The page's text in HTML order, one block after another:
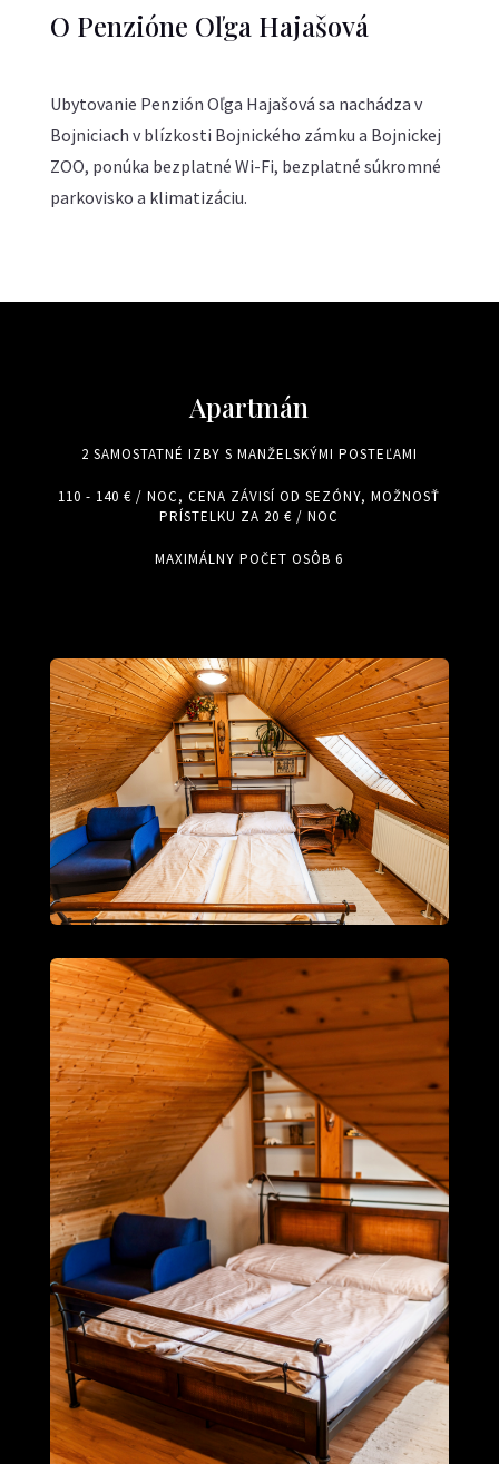
O Penzióne Oľga Hajašová
Ubytovanie Penzión Oľga Hajašová sa nachádza v
Bojniciach v blízkosti Bojnického zámku a Bojnickej
ZOO, ponúka bezplatné Wi-Fi, bezplatné súkromné
parkovisko a klimatizáciu.
Apartmán
2 SAMOSTATNÉ IZBY S MANŽELSKÝMI POSTEĽAMI
110 - 140 € / NOC, CENA ZÁVISÍ OD SEZÓNY, MOŽNOSŤ
PRÍSTELKU ZA 20 € / NOC
MAXIMÁLNY POČET OSÔB 6